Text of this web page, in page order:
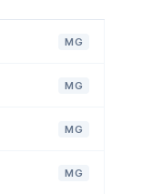
MG
MG
MG
MG